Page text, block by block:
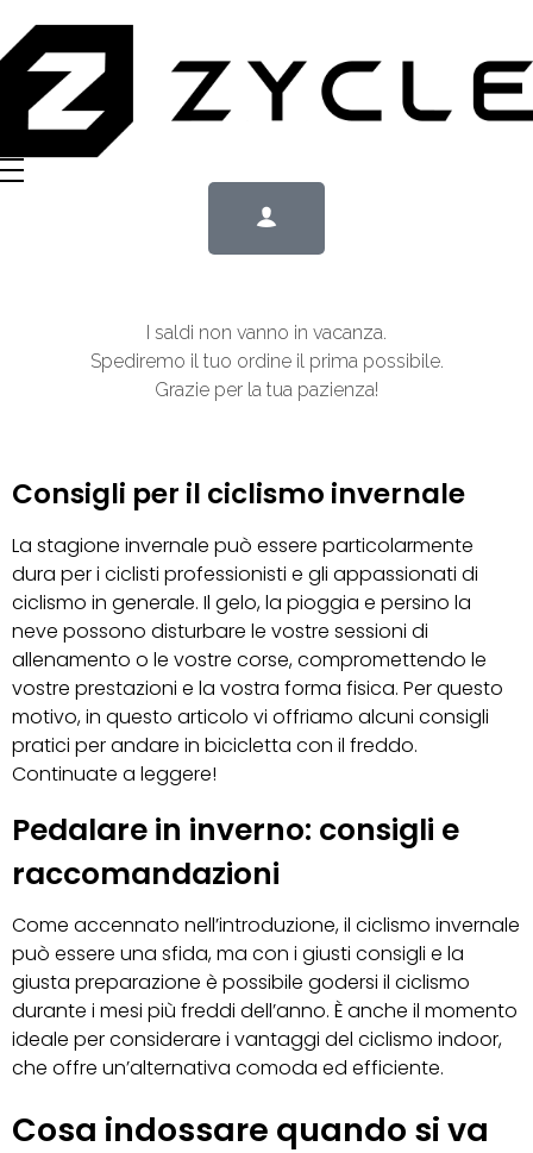
I saldi non vanno in vacanza.
Spediremo il tuo ordine il prima possibile.
Grazie per la tua pazienza!
Consigli per il ciclismo invernale
La stagione invernale può essere particolarmente
dura per i ciclisti professionisti e gli appassionati di
ciclismo in generale. Il gelo, la pioggia e persino la
neve possono disturbare le vostre sessioni di
allenamento o le vostre corse, compromettendo le
vostre prestazioni e la vostra forma fisica. Per questo
motivo, in questo articolo vi offriamo alcuni consigli
pratici per andare in bicicletta con il freddo.
Continuate a leggere!
Pedalare in inverno: consigli e
raccomandazioni
Come accennato nell’introduzione, il ciclismo invernale
può essere una sfida, ma con i giusti consigli e la
giusta preparazione è possibile godersi il ciclismo
durante i mesi più freddi dell’anno. È anche il momento
ideale per considerare i vantaggi del ciclismo indoor,
che offre un’alternativa comoda ed efficiente.
Cosa indossare quando si va